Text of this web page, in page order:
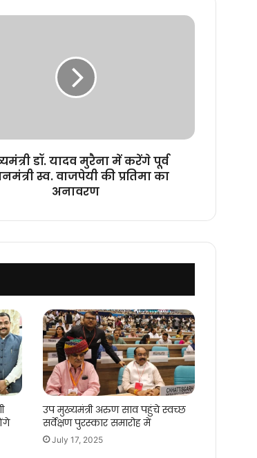
डॉ. यादव मुरैना में करेंगे पूर्व
स्व. वाजपेयी की प्रतिमा का
अनावरण
उप मुख्यमंत्री अरुण साव पहुंचे स्वच्छ
सर्वेक्षण पुरस्कार समारोह में
July 17, 2025